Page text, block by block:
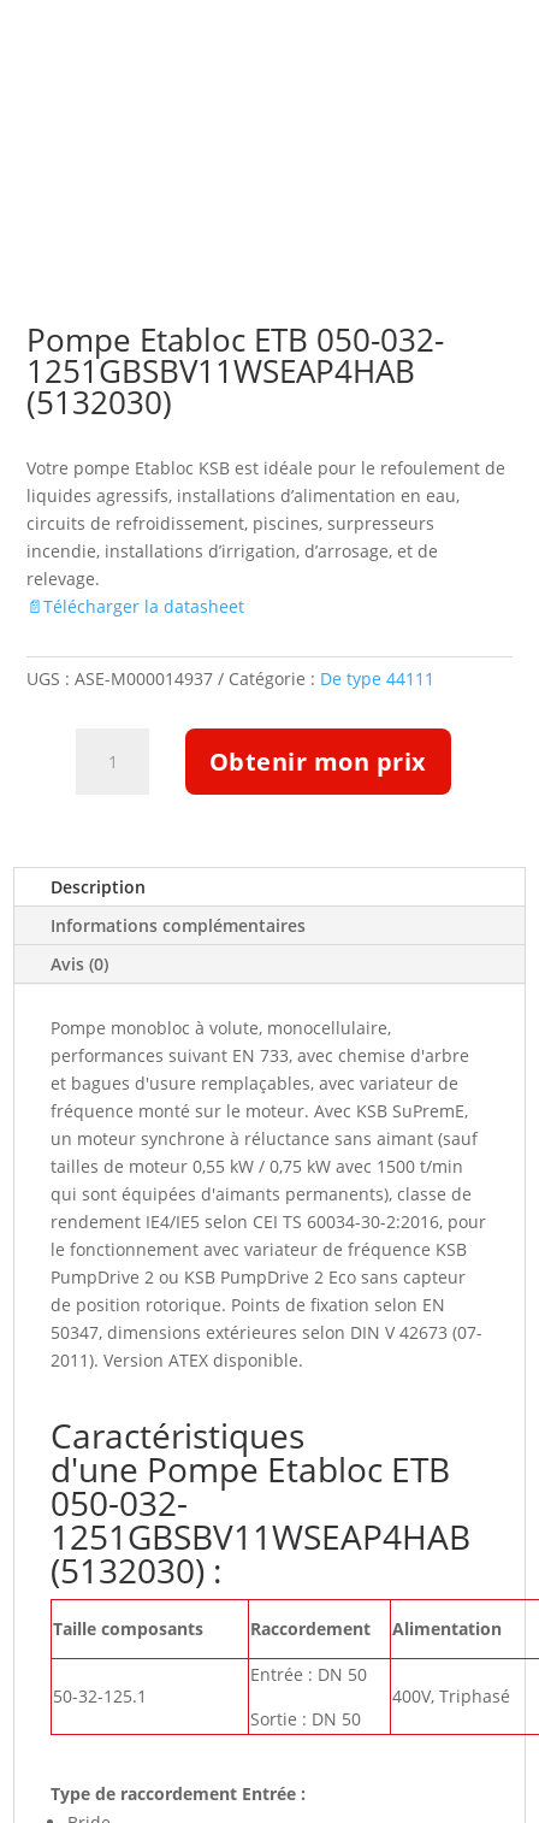
Pompe Etabloc ETB 050-032-
1251GBSBV11WSEAP4HAB
(5132030)
Votre pompe Etabloc KSB est idéale pour le refoulement de
liquides agressifs, installations d’alimentation en eau,
circuits de refroidissement, piscines, surpresseurs
incendie, installations d’irrigation, d’arrosage, et de
relevage.
📄Télécharger la datasheet
UGS :ASE-M000014937 Catégorie : De type 44111
050-
032-
1251GBSBV11WSEAP4HAB
(5132030)
Obtenir mon prix
Description
Informations complémentaires
Avis (0)
Pompe monobloc à volute, monocellulaire,
performances suivant EN 733, avec chemise d'arbre
et bagues d'usure remplaçables, avec variateur de
fréquence monté sur le moteur. Avec KSB SuPremE,
un moteur synchrone à réluctance sans aimant (sauf
tailles de moteur 0,55 kW / 0,75 kW avec 1500 t/min
qui sont équipées d'aimants permanents), classe de
rendement IE4/IE5 selon CEI TS 60034-30-2:2016, pour
le fonctionnement avec variateur de fréquence KSB
PumpDrive 2 ou KSB PumpDrive 2 Eco sans capteur
de position rotorique. Points de fixation selon EN
50347, dimensions extérieures selon DIN V 42673 (07-
2011). Version ATEX disponible.
Caractéristiques
d'une Pompe Etabloc ETB
050-032-
1251GBSBV11WSEAP4HAB
(5132030) :
Taille composants Raccordement Alimentation
50-32-125.1
Entrée : DN 50
Sortie : DN 50
400V, Triphasé
Type de raccordement Entrée :